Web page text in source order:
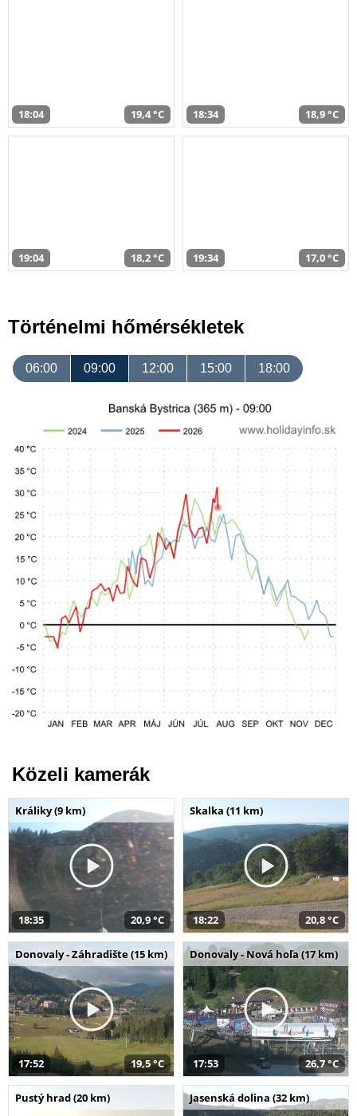
18:04 19,4 °C 18:34 18,9 °C
19:04 18,2 °C 19:34 17,0 °C
Történelmi hőmérsékletek
06:00 09:00 12:00 15:00 18:00
Közeli kamerák
Králiky (9 km)
18:35 20,9 °C
Skalka (11 km)
18:22 20,8 °C
Donovaly - Záhradište (15 km)
17:52 19,5 °C
Donovaly - Nová hoľa (17 km)
17:53 26,7 °C
Pustý hrad (20 km) Jasenská dolina (32 km)